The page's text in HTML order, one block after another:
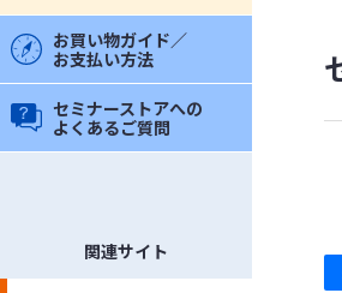
お買い物ガイド／
お支払い方法
セミナーストアへの
よくあるご質問
関連サイト